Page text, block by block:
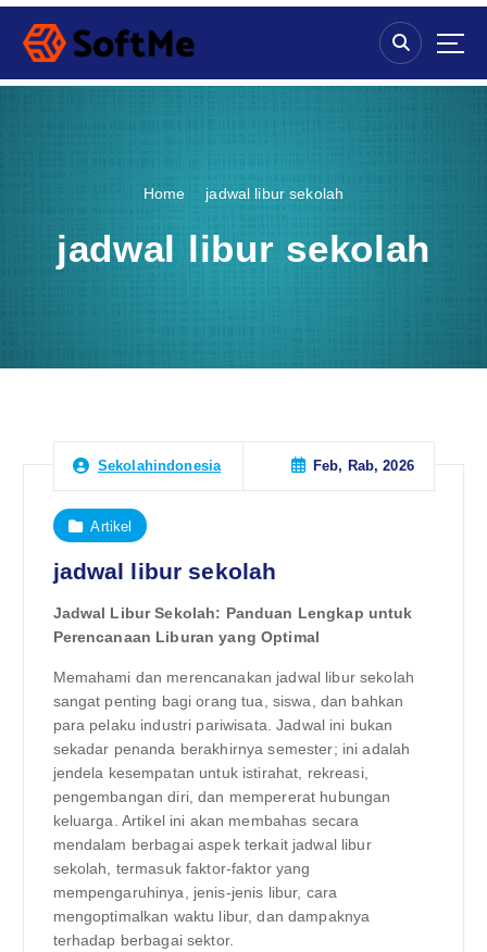
S
p
Home jadwal libur sekolah
jadwal libur sekolah
Sekolahindonesia Feb, Rab, 2026
Artikel
jadwal libur sekolah
Jadwal Libur Sekolah: Panduan Lengkap untuk
Perencanaan Liburan yang Optimal
Memahami dan merencanakan jadwal libur sekolah
sangat penting bagi orang tua, siswa, dan bahkan
para pelaku industri pariwisata. Jadwal ini bukan
sekadar penanda berakhirnya semester; ini adalah
jendela kesempatan untuk istirahat, rekreasi,
pengembangan diri, dan mempererat hubungan
keluarga. Artikel ini akan membahas secara
mendalam berbagai aspek terkait jadwal libur
sekolah, termasuk faktor-faktor yang
mempengaruhinya, jenis-jenis libur, cara
mengoptimalkan waktu libur, dan dampaknya
terhadap berbagai sektor.